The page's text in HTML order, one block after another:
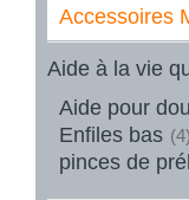
Accessoires
Aide à la vie
Aide pour
Enfiles bas (4)
pinces de